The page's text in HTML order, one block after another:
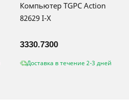
Компьютер TGPC Action
82629 I-X
3330.7300
Доставка в течение 2-3 дней